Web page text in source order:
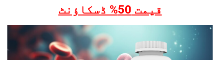
قیمت 50% ڈسکاؤنٹ